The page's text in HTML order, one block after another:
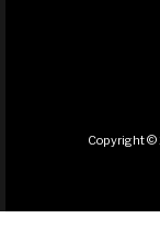
Copyright ©